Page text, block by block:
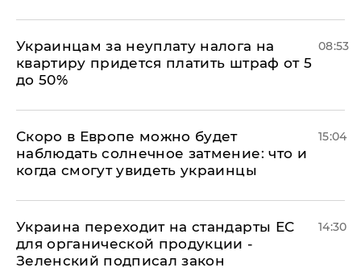
Украинцам за неуплату налога на
квартиру придется платить штраф от 5
до 50%
08:53
Скоро в Европе можно будет
наблюдать солнечное затмение: что и
когда смогут увидеть украинцы
15:04
Украина переходит на стандарты ЕС
для органической продукции -
Зеленский подписал закон
14:30